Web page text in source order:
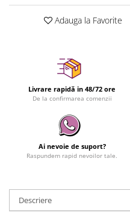
Adauga la Favorite
Livrare rapidă in 48/72 ore
De la confirmarea comenzii
Ai nevoie de suport?
Raspundem rapid nevoilor tale.
Descriere